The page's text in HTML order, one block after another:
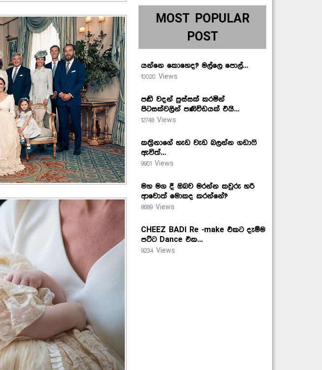
MOST POPULAR
POST
යන්නෙ කොහෙද? මල්ලෙ පොල්…
10020 Views
පඬි වදන් පුස්සක් කරමින්
පිටසක්වලින් පණිවිඩයක් එයි…
12748 Views
කත්‍රිනාගේ හැඩ වැඩ බලන්න ගඩාෆි
ඇවිත්…
9901 Views
මහ මග දී ඔබව මරන්න කවුරු හරි
ආවොත් මොකද කරන්නේ?
8689 Views
CHEEZ BADI Re -make එකට දැම්ම
පට්ට Dance එක…
9234 Views